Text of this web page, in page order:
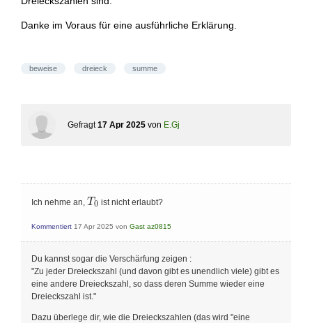
Danke im Voraus für eine ausführliche Erklärung.
beweise dreieck summe
Gefragt 17 Apr 2025 von E.Gj
Ich nehme an, T_0
T0 ist nicht erlaubt?
Kommentiert 17 Apr 2025 von Gast az0815
Du kannst sogar die Verschärfung zeigen :
"Zu jeder Dreieckszahl (und davon gibt es unendlich viele) gibt es
eine andere Dreieckszahl, so dass deren Summe wieder eine
Dreieckszahl ist."
Dazu überlege dir, wie die Dreieckszahlen (das wird "eine